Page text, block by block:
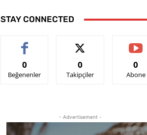
STAY CONNECTED
0
Beğenenler
0
Takipçiler
0
Abone
- Advertisement -